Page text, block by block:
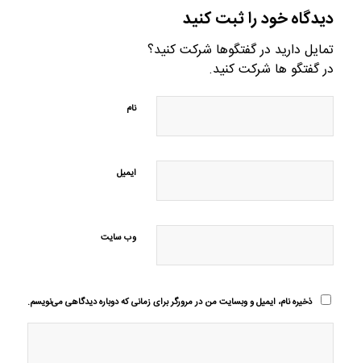
دیدگاه خود را ثبت کنید
تمایل دارید در گفتگوها شرکت کنید؟
در گفتگو ها شرکت کنید.
نام
ایمیل
وب‌ سایت
ذخیره نام، ایمیل و وبسایت من در مرورگر برای زمانی که دوباره دیدگاهی می‌نویسم.